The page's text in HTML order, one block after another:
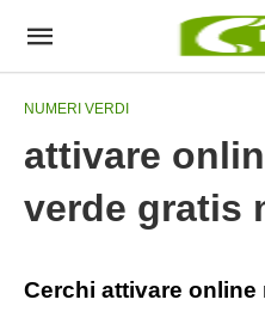
NUMERI VERDI
attivare
verde gratis
Cerchi attivare